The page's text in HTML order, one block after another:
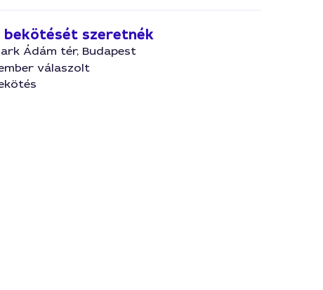
bekötését szeretnék
Ádám tér, Budapest
válaszolt